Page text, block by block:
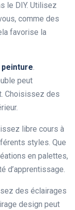
le DIY. Utilisez
comme des
favorise la
peinture.
peut
Choisissez des
libre cours à
styles. Que
en palettes,
d’apprentissage.
des éclairages
design peut